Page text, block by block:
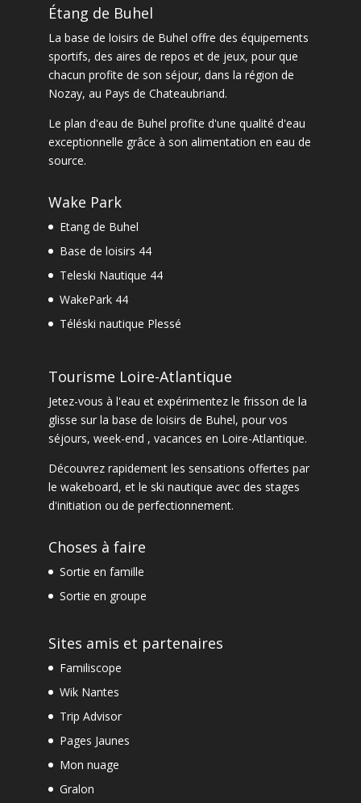
Étang de Buhel
La base de loisirs de Buhel offre des équipements
sportifs, des aires de repos et de jeux, pour que
chacun profite de son séjour, dans la région de
Nozay, au Pays de Chateaubriand.
Le plan d'eau de Buhel profite d'une qualité d'eau
exceptionnelle grâce à son alimentation en eau de
source.
Wake Park
Etang de Buhel
Base de loisirs 44
Teleski Nautique 44
WakePark 44
Téléski nautique Plessé
Tourisme Loire-Atlantique
Jetez-vous à l'eau et expérimentez le frisson de la
glisse sur la base de loisirs de Buhel, pour vos
séjours, week-end , vacances en Loire-Atlantique.
Découvrez rapidement les sensations offertes par
le wakeboard, et le ski nautique avec des stages
d'initiation ou de perfectionnement.
Choses à faire
Sortie en famille
Sortie en groupe
Sites amis et partenaires
Familiscope
Wik Nantes
Trip Advisor
Pages Jaunes
Mon nuage
Gralon